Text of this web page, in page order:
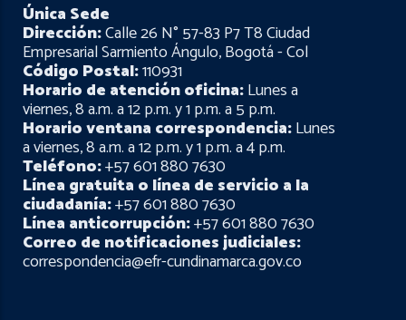
Única Sede
Dirección:Calle 26 N° 57-83 P7 T8 Ciudad
Empresarial Sarmiento Ángulo, Bogotá - Col
Código Postal:110931
Horario de atención oficina:Lunes a
viernes, 8 a.m. a 12 p.m. y 1 p.m. a 5 p.m.
Horario ventana correspondencia:Lunes
a viernes, 8 a.m. a 12 p.m. y 1 p.m. a 4 p.m.
Teléfono:+57 601 880 7630
Línea gratuita o línea de servicio a la
ciudadanía:+57 601 880 7630
Línea anticorrupción:+57 601 880 7630
Correo de notificaciones judiciales:
correspondencia@efr-cundinamarca.gov.co